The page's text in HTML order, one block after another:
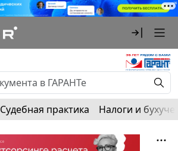
Судебная практика Налоги и